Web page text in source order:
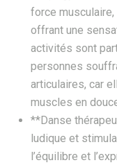
force musculaire,
offrant une
activités sont
personnes
articulaires, car
muscles en
**Danse
ludique et
l’équilibre et